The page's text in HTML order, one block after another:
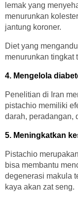
lemak yang
menurunkan
jantung koroner.
Diet yang
menurunkan tingkat
4. Mengelola
Penelitian di Iran
pistachio memiliki
darah, peradangan,
5. Meningkatkan
Pistachio
bisa membantu
degenerasi makula
kaya akan zat seng.